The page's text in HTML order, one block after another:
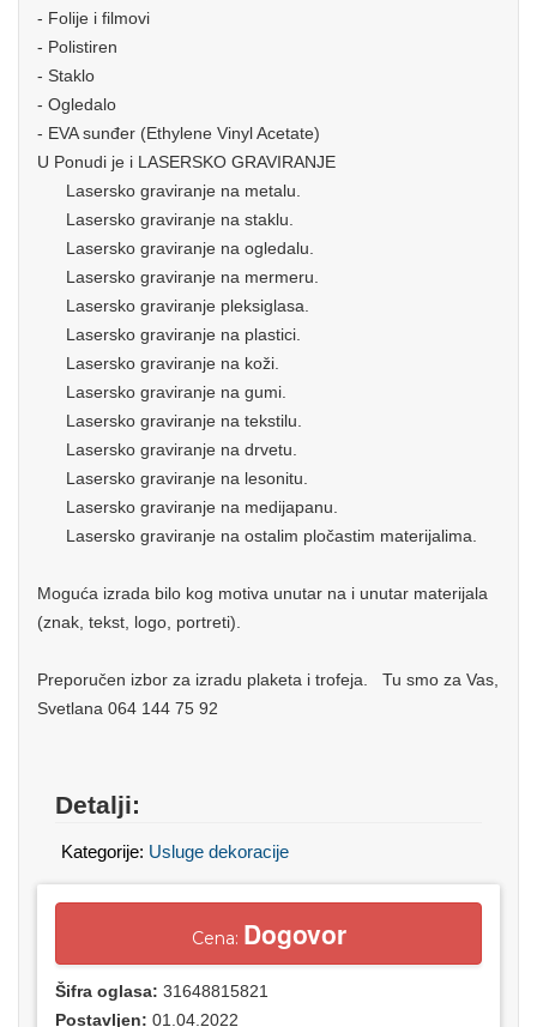
- Folije i filmovi
- Polistiren
- Staklo
- Ogledalo
- EVA sunđer (Ethylene Vinyl Acetate)
U Ponudi je i LASERSKO GRAVIRANJE
Lasersko graviranje na metalu.
Lasersko graviranje na staklu.
Lasersko graviranje na ogledalu.
Lasersko graviranje na mermeru.
Lasersko graviranje pleksiglasa.
Lasersko graviranje na plastici.
Lasersko graviranje na koži.
Lasersko graviranje na gumi.
Lasersko graviranje na tekstilu.
Lasersko graviranje na drvetu.
Lasersko graviranje na lesonitu.
Lasersko graviranje na medijapanu.
Lasersko graviranje na ostalim pločastim materijalima.
Moguća izrada bilo kog motiva unutar na i unutar materijala
(znak, tekst, logo, portreti).
Preporučen izbor za izradu plaketa i trofeja. Tu smo za Vas,
Svetlana 064 144 75 92
Detalji:
Kategorije: Usluge dekoracije
Cena: Dogovor
Šifra oglasa: 31648815821
Postavljen: 01.04.2022